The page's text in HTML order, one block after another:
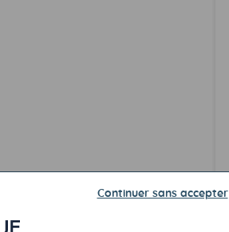
Continuer sans accepter